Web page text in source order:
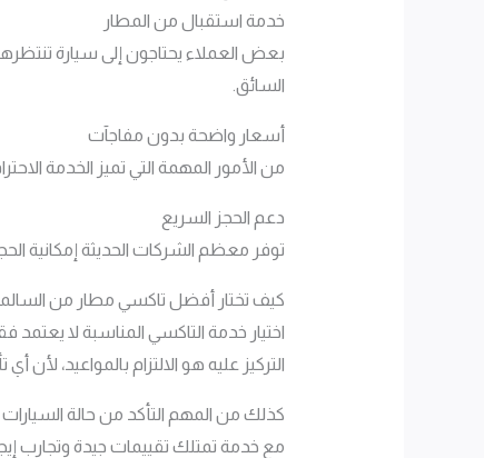
خدمة استقبال من المطار
بعض العملاء يحتاجون إلى سيارة
السائق.
أسعار واضحة بدون مفاجآت
من الأمور المهمة التي تميز الخدمة
دعم الحجز السريع
توفر معظم الشركات الحديثة إمكانية
كيف تختار أفضل تاكسي مطار من
اختيار خدمة التاكسي المناسبة لا
التركيز عليه هو الالتزام بالمواعيد،
كذلك من المهم التأكد من حالة
مع خدمة تمتلك تقييمات جيدة وتجارب